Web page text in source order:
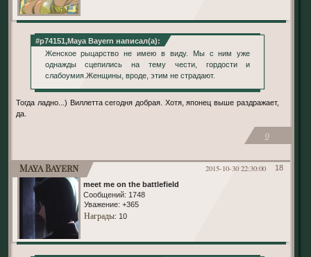
#p74151,Maya Bayern написал(а):
Женское рыцарство не имею в виду. Мы с ним уже
однажды сцепились на тему чести, гордости и
слабоумия.Женщины, вроде, этим не страдают.
Тогда ладно...) Виллетта сегодня добрая. Хотя, японец выше раздражает,
да.
0
18
2015-10-30 22:30:00
Maya Bayern
meet me on the battlefield
Сообщений: 1748
Уважение: +365
Награды: 10